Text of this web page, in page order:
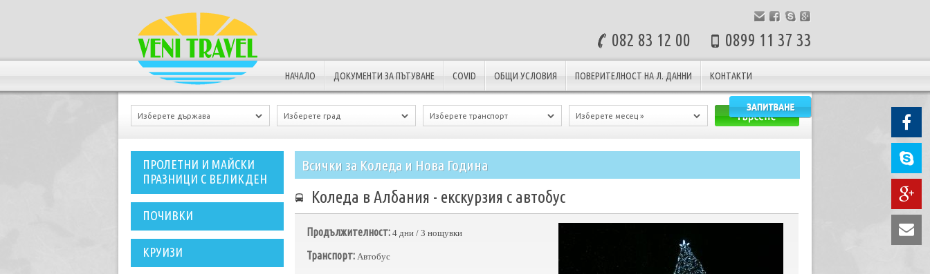
082 83 12 00 0899 11 37 33
НАЧАЛО ДОКУМЕНТИ ЗА ПЪТУВАНЕ COVID ОБЩИ УСЛОВИЯ ПОВЕРИТЕЛНОСТ НА Л. ДАННИ КОНТАКТИ
ПРОЛЕТНИ И МАЙСКИ
ПРАЗНИЦИ С ВЕЛИКДЕН
ПОЧИВКИ
КРУИЗИ
Всички за Коледа и Нова Година
Коледа в Албания - екскурзия с автобус
Продължителност: 4 дни / 3 нощувки
Транспорт: Автобус